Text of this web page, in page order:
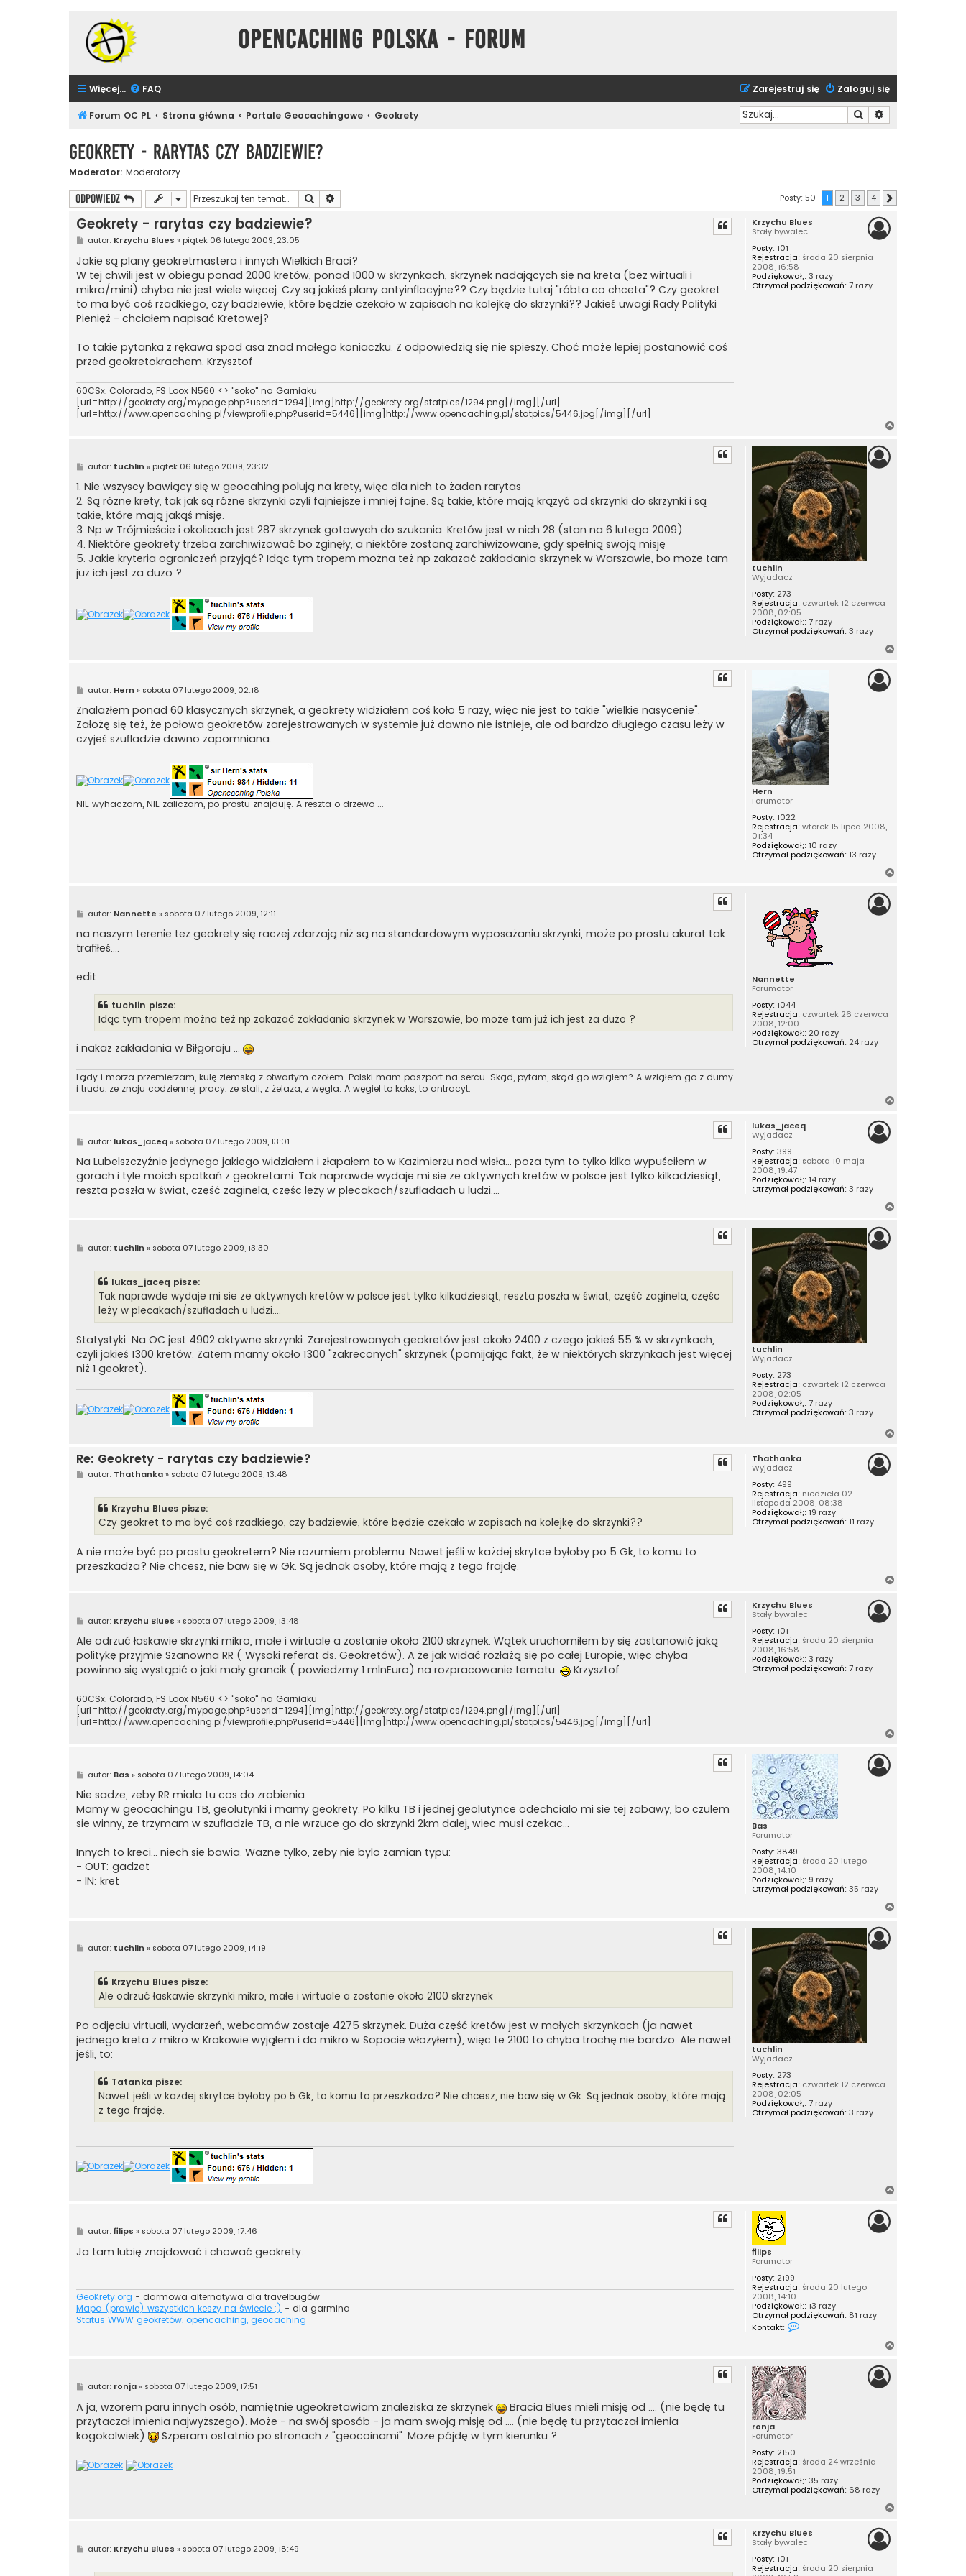
Opencaching Polska - Forum
Więcej… FAQ Zaloguj się
Zarejestruj się
Forum OC PL Strona główna Portale Geocachingowe Geokrety Szukaj
Geokrety - rarytas czy badziewie?
Moderator: Moderatorzy
ODPOWIEDZ Szukaj Posty: 50 1 2 3 4
Krzychu Blues
Stały bywalec
Posty: 101
Rejestracja: środa 20 sierpnia
2008, 16:58
Podziękował;: 3 razy
Otrzymał podziękowań: 7 razy
Geokrety - rarytas czy badziewie?
P
s
t
autor: Krzychu Blues » piątek 06 lutego 2009, 23:05
Jakie są plany geokretmastera i innych Wielkich Braci?
W tej chwili jest w obiegu ponad 2000 kretów, ponad 1000 w skrzynkach, skrzynek nadających się na kreta (bez wirtuali i
mikro/mini) chyba nie jest wiele więcej. Czy są jakieś plany antyinflacyjne?? Czy będzie tutaj "róbta co chceta"? Czy geokret
to ma być coś rzadkiego, czy badziewie, które będzie czekało w zapisach na kolejkę do skrzynki?? Jakieś uwagi Rady Polityki
Pienięż - chciałem napisać Kretowej?
To takie pytanka z rękawa spod asa znad małego koniaczku. Z odpowiedzią się nie spieszy. Choć może lepiej postanowić coś
przed geokretokrachem. Krzysztof
60CSx, Colorado, FS Loox N560 <> "soko" na Garniaku
[url=http://geokrety.org/mypage.php?userid=1294][img]http://geokrety.org/statpics/1294.png[/img][/url]
[url=http://www.opencaching.pl/viewprofile.php?userid=5446][img]http://www.opencaching.pl/statpics/5446.jpg[/img][/url]
tuchlin
Wyjadacz
Posty: 273
Rejestracja: czwartek 12 czerwca
2008, 02:05
Podziękował;: 7 razy
Otrzymał podziękowań: 3 razy
P
s
t
autor: tuchlin » piątek 06 lutego 2009, 23:32
1. Nie wszyscy bawiący się w geocahing polują na krety, więc dla nich to żaden rarytas
2. Są różne krety, tak jak są różne skrzynki czyli fajniejsze i mniej fajne. Są takie, które mają krążyć od skrzynki do skrzynki i są
takie, które mają jakąś misję.
3. Np w Trójmieście i okolicach jest 287 skrzynek gotowych do szukania. Kretów jest w nich 28 (stan na 6 lutego 2009)
4. Niektóre geokrety trzeba zarchiwizować bo zginęły, a niektóre zostaną zarchiwizowane, gdy spełnią swoją misję
5. Jakie kryteria ograniczeń przyjąć? Idąc tym tropem można też np zakazać zakładania skrzynek w Warszawie, bo może tam
już ich jest za dużo ?
Hern
Forumator
Posty: 1022
Rejestracja: wtorek 15 lipca 2008,
01:34
Podziękował;: 10 razy
Otrzymał podziękowań: 13 razy
P
s
t
autor: Hern » sobota 07 lutego 2009, 02:18
Znalazłem ponad 60 klasycznych skrzynek, a geokrety widziałem coś koło 5 razy, więc nie jest to takie "wielkie nasycenie".
Założę się też, że połowa geokretów zarejestrowanych w systemie już dawno nie istnieje, ale od bardzo długiego czasu leży w
czyjeś szufladzie dawno zapomniana.
NIE wyhaczam, NIE zaliczam, po prostu znajduję. A reszta o drzewo ...
Nannette
Forumator
Posty: 1044
Rejestracja: czwartek 26 czerwca
2008, 12:00
Podziękował;: 20 razy
Otrzymał podziękowań: 24 razy
P
s
t
autor: Nannette » sobota 07 lutego 2009, 12:11
na naszym terenie tez geokrety się raczej zdarzają niż są na standardowym wyposażaniu skrzynki, może po prostu akurat tak
trafiłeś....
edit
tuchlin pisze:
Idąc tym tropem można też np zakazać zakładania skrzynek w Warszawie, bo może tam już ich jest za dużo ?
i nakaz zakładania w Biłgoraju ...
Lądy i morza przemierzam, kulę ziemską z otwartym czołem. Polski mam paszport na sercu. Skąd, pytam, skąd go wziąłem? A wziąłem go z dumy
i trudu, ze znoju codziennej pracy, ze stali, z żelaza, z węgla. A węgiel to koks, to antracyt.
lukas_jaceq
Wyjadacz
Posty: 399
Rejestracja: sobota 10 maja
2008, 19:47
Podziękował;: 14 razy
Otrzymał podziękowań: 3 razy
P
s
t
autor: lukas_jaceq» sobota 07 lutego 2009, 13:01
Na Lubelszczyźnie jedynego jakiego widziałem i złapałem to w Kazimierzu nad wisła... poza tym to tylko kilka wypuściłem w
gorach i tyle moich spotkań z geokretami. Tak naprawde wydaje mi sie że aktywnych kretów w polsce jest tylko kilkadziesiąt,
reszta poszła w świat, część zaginela, częśc leży w plecakach/szufladach u ludzi....
tuchlin
Wyjadacz
Posty: 273
Rejestracja: czwartek 12 czerwca
2008, 02:05
Podziękował;: 7 razy
Otrzymał podziękowań: 3 razy
Pautor: tuchlin » sobota 07 lutego 2009, 13:30
lukas_jaceq pisze:
Tak naprawde wydaje mi sie że aktywnych kretów w polsce jest tylko kilkadziesiąt, reszta poszła w świat, część zaginela, częśc
leży w plecakach/szufladach u ludzi....
Statystyki: Na OC jest 4902 aktywne skrzynki. Zarejestrowanych geokretów jest około 2400 z czego jakieś 55 % w skrzynkach,
czyli jakieś 1300 kretów. Zatem mamy około 1300 "zakreconych" skrzynek (pomijając fakt, że w niektórych skrzynkach jest więcej
niż 1 geokret).
Thathanka
Wyjadacz
Posty: 499
Rejestracja: niedziela 02
listopada 2008, 08:38
Podziękował;: 19 razy
Otrzymał podziękowań: 11 razy
Re: Geokrety - rarytas czy badziewie?
Pautor: Thathanka» sobota 07 lutego 2009, 13:48
Krzychu Blues pisze:
Czy geokret to ma być coś rzadkiego, czy badziewie, które będzie czekało w zapisach na kolejkę do skrzynki??
A nie może być po prostu geokretem? Nie rozumiem problemu. Nawet jeśli w każdej skrytce byłoby po 5 Gk, to komu to
przeszkadza? Nie chcesz, nie baw się w Gk. Są jednak osoby, które mają z tego frajdę.
Krzychu Blues
Stały bywalec
Posty: 101
Rejestracja: środa 20 sierpnia
2008, 16:58
Podziękował;: 3 razy
Otrzymał podziękowań: 7 razy
P
s
t
autor: Krzychu Blues » sobota 07 lutego 2009, 13:48
Ale odrzuć łaskawie skrzynki mikro, małe i wirtuale a zostanie około 2100 skrzynek. Wątek uruchomiłem by się zastanowić jaką
politykę przyjmie Szanowna RR ( Wysoki referat ds. Geokretów). A że jak widać rozłażą się po całej Europie, więc chyba
powinno się wystąpić o jaki mały grancik ( powiedzmy 1 mlnEuro) na rozpracowanie tematu.
Krzysztof
60CSx, Colorado, FS Loox N560 <> "soko" na Garniaku
[url=http://geokrety.org/mypage.php?userid=1294][img]http://geokrety.org/statpics/1294.png[/img][/url]
[url=http://www.opencaching.pl/viewprofile.php?userid=5446][img]http://www.opencaching.pl/statpics/5446.jpg[/img][/url]
Bas
Forumator
Posty: 3849
Rejestracja: środa 20 lutego
2008, 14:10
Podziękował;: 9 razy
Otrzymał podziękowań: 35 razy
P
s
t
autor: Bas » sobota 07 lutego 2009, 14:04
Nie sadze, zeby RR miala tu cos do zrobienia...
Mamy w geocachingu TB, geolutynki i mamy geokrety. Po kilku TB i jednej geolutynce odechcialo mi sie tej zabawy, bo czulem
sie winny, ze trzymam w szufladzie TB, a nie wrzuce go do skrzynki 2km dalej, wiec musi czekac...
Innych to kreci... niech sie bawia. Wazne tylko, zeby nie bylo zamian typu:
- OUT: gadzet
- IN: kret
tuchlin
Wyjadacz
Posty: 273
Rejestracja: czwartek 12 czerwca
2008, 02:05
Podziękował;: 7 razy
Otrzymał podziękowań: 3 razy
Pautor: tuchlin » sobota 07 lutego 2009, 14:19
Krzychu Blues pisze:
Ale odrzuć łaskawie skrzynki mikro, małe i wirtuale a zostanie około 2100 skrzynek
Po odjęciu virtuali, wydarzeń, webcamów zostaje 4275 skrzynek. Duża część kretów jest w małych skrzynkach (ja nawet
jednego kreta z mikro w Krakowie wyjąłem i do mikro w Sopocie włożyłem), więc te 2100 to chyba trochę nie bardzo. Ale nawet
jeśli, to:
Tatanka pisze:
Nawet jeśli w każdej skrytce byłoby po 5 Gk, to komu to przeszkadza? Nie chcesz, nie baw się w Gk. Są jednak osoby, które mają
z tego frajdę.
filips
Forumator
Posty: 2199
Rejestracja: środa 20 lutego
2008, 14:10
Podziękował;: 13 razy
Otrzymał podziękowań: 81 razy
Kontakt:
a
k
t
u
j
s
i
i
p
P
s
t
autor: filips » sobota 07 lutego 2009, 17:46
Ja tam lubię znajdować i chować geokrety.
GeoKrety.org - darmowa alternatywa dla travelbugów
Mapa (prawie) wszystkich keszy na świecie ;) - dla garmina
Status WWW geokretów, opencaching, geocaching
ronja
Forumator
Posty: 2150
Rejestracja: środa 24 września
2008, 19:51
Podziękował;: 35 razy
Otrzymał podziękowań: 68 razy
P
s
t
autor: ronja» sobota 07 lutego 2009, 17:51
A ja, wzorem paru innych osób, namiętnie ugeokretawiam znaleziska ze skrzynek
Bracia Blues mieli misję od .... (nie będę tu
przytaczał imienia najwyższego). Może - na swój sposób - ja mam swoją misję od .... (nie będę tu przytaczał imienia
kogokolwiek)
Szperam ostatnio po stronach z "geocoinami". Może pójdę w tym kierunku ?
Krzychu Blues
Stały bywalec
Posty: 101
Rejestracja: środa 20 sierpnia
Pautor: Krzychu Blues » sobota 07 lutego 2009, 18:49